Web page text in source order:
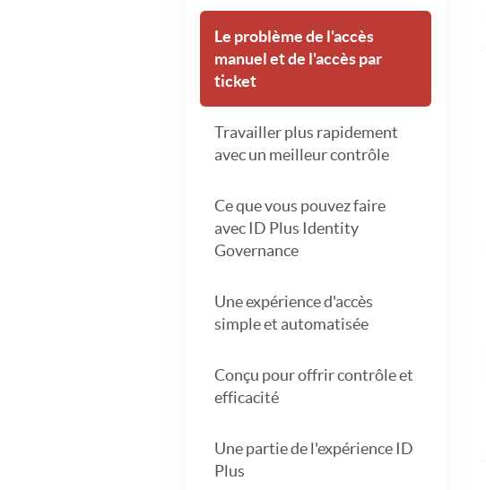
Le problème de l'accès
manuel et de l'accès par
ticket
Travailler plus rapidement
avec un meilleur contrôle
Ce que vous pouvez faire
avec ID Plus Identity
Governance
Une expérience d'accès
simple et automatisée
Conçu pour offrir contrôle et
efficacité
Une partie de l'expérience ID
Plus